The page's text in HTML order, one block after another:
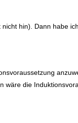
hin). Dann habe
wäre die